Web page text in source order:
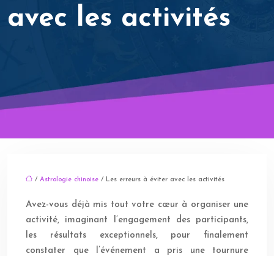
avec les activités
/ Astrologie chinoise / Les erreurs à éviter avec les activités
Avez-vous déjà mis tout votre cœur à organiser une
activité, imaginant l’engagement des participants,
les résultats exceptionnels, pour finalement
constater que l’événement a pris une tournure